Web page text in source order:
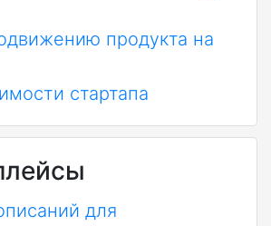
продукта на
стартапа
для